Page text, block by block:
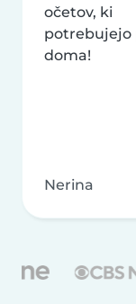
očetov, ki
potrebujejo
doma!
Nerina